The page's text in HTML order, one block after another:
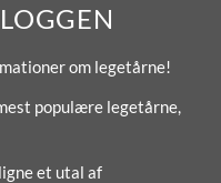
om legetårne!
populære legetårne,
et utal af